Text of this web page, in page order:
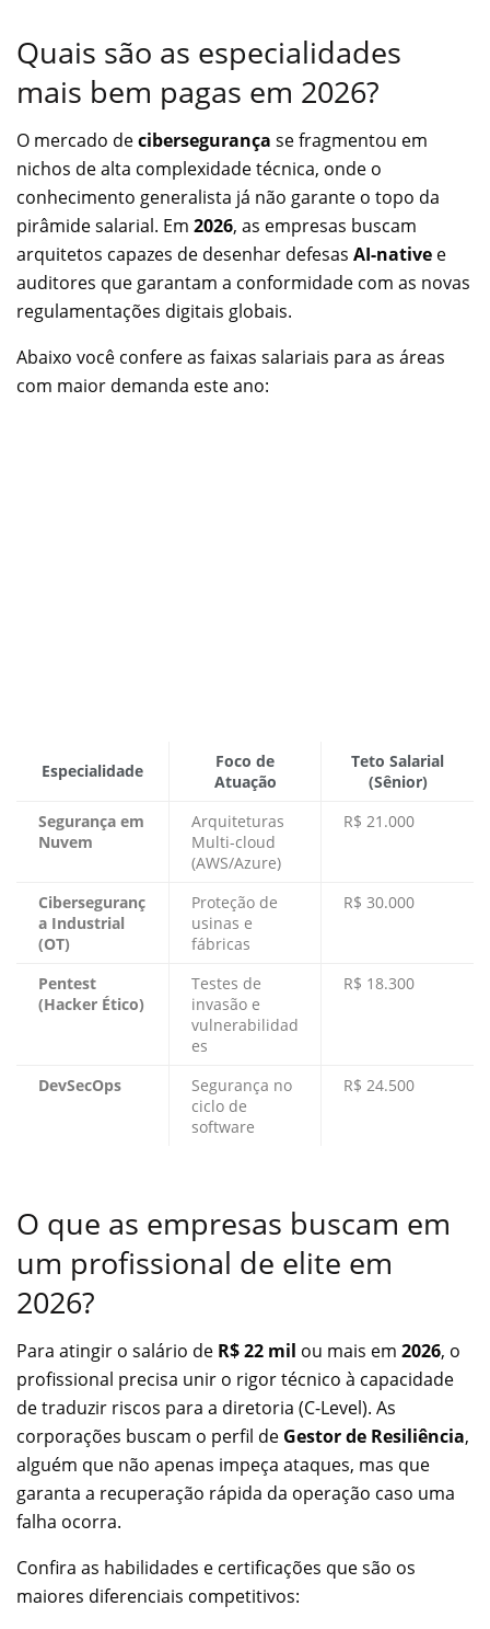
Quais são as especialidades
mais bem pagas em 2026?
O mercado decibersegurança se fragmentou em
nichos de alta complexidade técnica, onde o
conhecimento generalista já não garante o topo da
pirâmide salarial. Em 2026, as empresas buscam
arquitetos capazes de desenhar defesas AI-native e
auditores que garantam a conformidade com as novas
regulamentações digitais globais.
Abaixo você confere as faixas salariais para as áreas
com maior demanda este ano:
Especialidade
Foco de
Atuação
Teto Salarial
(Sênior)
Segurança em
Nuvem
Arquiteturas
Multi-cloud
(AWS/Azure)
R$ 21.000
Ciberseguranç
a Industrial
(OT)
Proteção de
usinas e
fábricas
R$ 30.000
Pentest
(Hacker Ético)
Testes de
invasão e
vulnerabilidad
es
R$ 18.300
DevSecOps
Segurança no
ciclo de
software
R$ 24.500
O que as empresas buscam em
um profissional de elite em
2026?
Para atingir o salário de R$ 22 mil ou mais em 2026, o
profissional precisa unir o rigor técnico à capacidade
de traduzir riscos para a diretoria (C-Level). As
corporações buscam o perfil de Gestor de Resiliência,
alguém que não apenas impeça ataques, mas que
garanta a recuperação rápida da operação caso uma
falha ocorra.
Confira as habilidades e certificações que são os
maiores diferenciais competitivos: